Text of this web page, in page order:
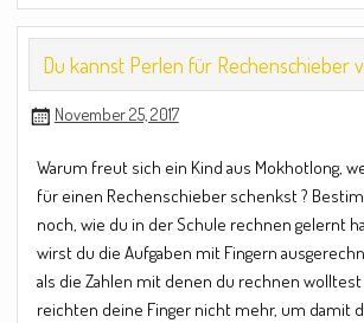
Du kannst Perlen für Rechenschieber
November 25, 2017
Warum freut sich ein Kind aus Mokhotlong,
für einen Rechenschieber schenkst ?
noch, wie du in der Schule rechnen gelernt
wirst du die Aufgaben mit Fingern
als die Zahlen mit denen du rechnen
reichten deine Finger nicht mehr, um damit